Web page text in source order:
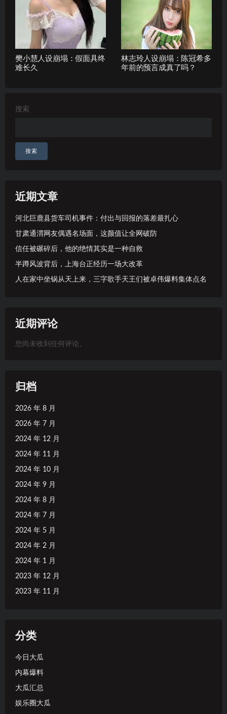
樊小慧人设崩塌：假面具终
难长久
林志玲人设崩塌：陈冠希多
年前的预言成真了吗？
搜索
搜索
近期文章
河北巨鹿县货车司机事件：付出与回报的落差最扎心
甘肃通渭网友偶遇名场面，这颜值让全网破防
信任被碾碎后，他的绝情其实是一种自救
半蹲风波背后，上海台正经历一场大改革
人在家中坐锅从天上来，三字歌手天王们被卓伟爆料集体点名
近期评论
您尚未收到任何评论。
归档
2026 年 8 月
2026 年 7 月
2024 年 12 月
2024 年 11 月
2024 年 10 月
2024 年 9 月
2024 年 8 月
2024 年 7 月
2024 年 5 月
2024 年 2 月
2024 年 1 月
2023 年 12 月
2023 年 11 月
分类
今日大瓜
内幕爆料
大瓜汇总
娱乐圈大瓜